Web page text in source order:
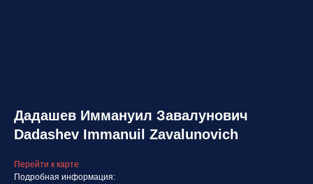
Дадашев Иммануил Завалунович
Dadashev Immanuil Zavalunovich
Перейти к карте
Подробная информация: